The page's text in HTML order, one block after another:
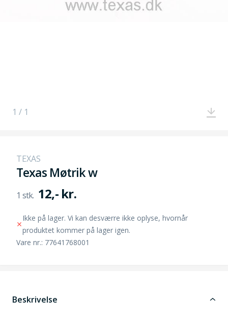
1 / 1
TEXAS
Texas Møtrik w
12,- kr.
Ikke på lager. Vi kan desværre ikke oplyse, hvornår
produktet kommer på lager igen.
Vare nr.: 77641768001
Beskrivelse